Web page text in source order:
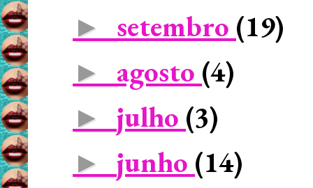
► setembro (19)
► agosto (4)
► julho (3)
► junho (14)